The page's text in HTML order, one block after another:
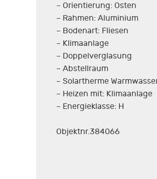
– Orientierung: Osten
– Rahmen: Aluminium
– Bodenart: Fliesen
– Klimaanlage
– Doppelverglasung
– Abstellraum
– Solartherme
– Heizen mit: Klimaanlage
– Energieklasse: H
Objektnr.384066